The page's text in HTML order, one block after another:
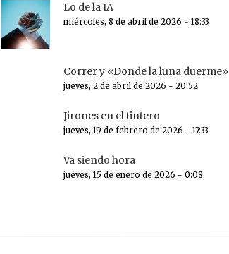
Lo de la IA
miércoles, 8 de abril de 2026 - 18:33
Correr y «Donde la luna duerme»
jueves, 2 de abril de 2026 - 20:52
Jirones en el tintero
jueves, 19 de febrero de 2026 - 17:33
Va siendo hora
jueves, 15 de enero de 2026 - 0:08